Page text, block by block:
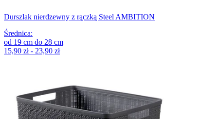
Durszlak nierdzewny z rączką Steel AMBITION
Średnica:
od 19 cm do 28 cm
15,90 zł - 23,90 zł